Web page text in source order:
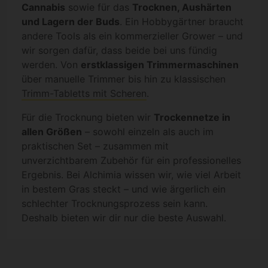
Cannabis sowie für das Trocknen, Aushärten
und Lagern der Buds . Ein Hobbygärtner braucht
andere Tools als ein kommerzieller Grower – und
wir sorgen dafür, dass beide bei uns fündig
werden. Von erstklassigen Trimmermaschinen
über manuelle Trimmer bis hin zu klassischen
Trimm-Tabletts mit Scheren
Für die Trocknung bieten wir Trockennetze in
allen Größen – sowohl einzeln als auch im
praktischen Set – zusammen mit
unverzichtbarem Zubehör für ein professionelles
Ergebnis. Bei Alchimia wissen wir, wie viel Arbeit
in bestem Gras steckt – und wie ärgerlich ein
schlechter Trocknungsprozess sein kann.
Deshalb bieten wir dir nur die beste Auswahl.